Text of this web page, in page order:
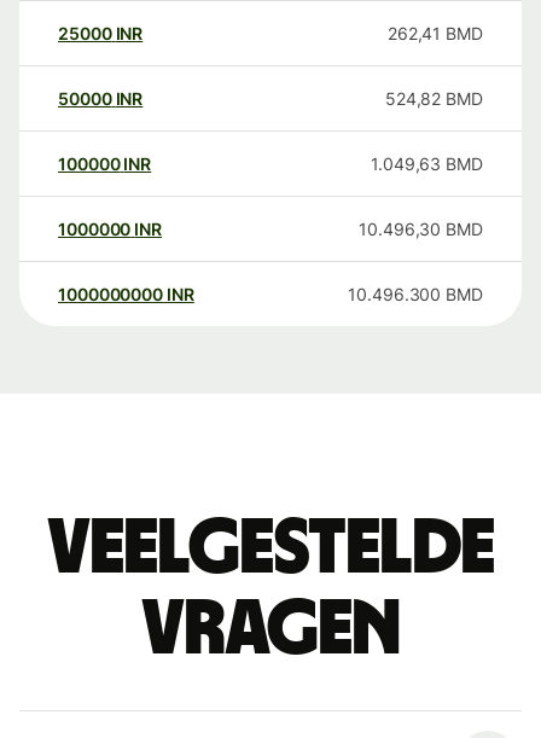
25000 INR 262,41 BMD
50000 INR 524,82 BMD
100000 INR 1.049,63 BMD
1000000 INR 10.496,30 BMD
1000000000 INR 10.496.300 BMD
Veelgestelde
vragen